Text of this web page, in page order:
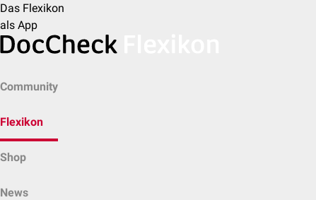
Das Flexikon
als App
Community
Flexikon
Shop
News